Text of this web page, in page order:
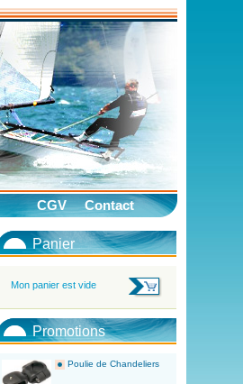
CGV Contact
Panier
Mon panier est vide
Promotions
Poulie de Chandeliers